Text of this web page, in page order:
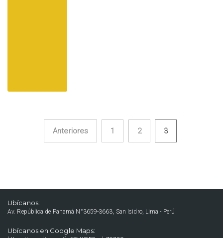
Navegación de entradas
Anteriores 1 2 3
Ubícanos:
Av. República de Panamá N°3659-3663, San Isidro, Lima - Perú
Ubícanos en Google Maps: